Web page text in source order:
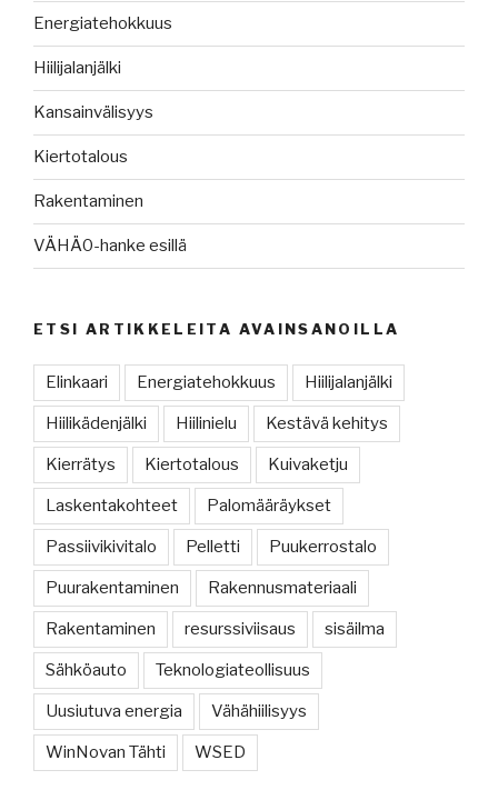
Energiatehokkuus
Hiilijalanjälki
Kansainvälisyys
Kiertotalous
Rakentaminen
VÄHÄ0-hanke esillä
ETSI ARTIKKELEITA AVAINSANOILLA
Elinkaari Energiatehokkuus Hiilijalanjälki
Hiilikädenjälki Hiilinielu Kestävä kehitys
Kierrätys Kiertotalous Kuivaketju
Laskentakohteet Palomääräykset
Passiivikivitalo Pelletti Puukerrostalo
Puurakentaminen Rakennusmateriaali
Rakentaminen resurssiviisaus sisäilma
Sähköauto Teknologiateollisuus
Uusiutuva energia Vähähiilisyys
WinNovan Tähti WSED